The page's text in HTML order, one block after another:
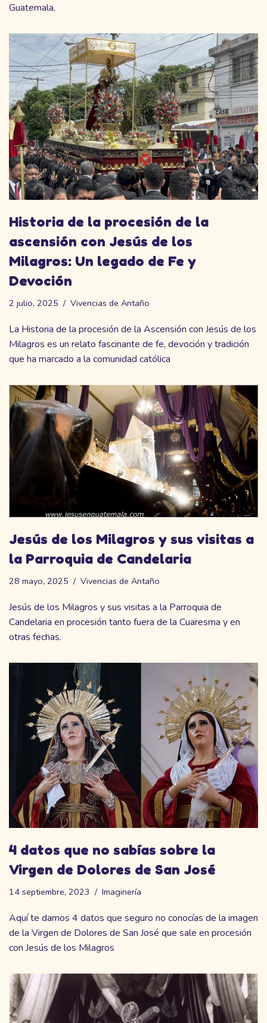
Guatemala.
Historia de la procesión de la
ascensión con Jesús de los
Milagros: Un legado de Fe y
Devoción
2 julio, 2025 Vivencias de Antaño
La Historia de la procesión de la Ascensión con Jesús de los
Milagros es un relato fascinante de fe, devoción y tradición
que ha marcado a la comunidad católica
Jesús de los Milagros y sus visitas a
la Parroquia de Candelaria
28 mayo, 2025 Vivencias de Antaño
Jesús de los Milagros y sus visitas a la Parroquia de
Candelaria en procesión tanto fuera de la Cuaresma y en
otras fechas.
4 datos que no sabías sobre la
Virgen de Dolores de San José
14 septiembre, 2023 Imaginería
Aquí te damos 4 datos que seguro no conocías de la imagen
de la Virgen de Dolores de San José que sale en procesión
con Jesús de los Milagros